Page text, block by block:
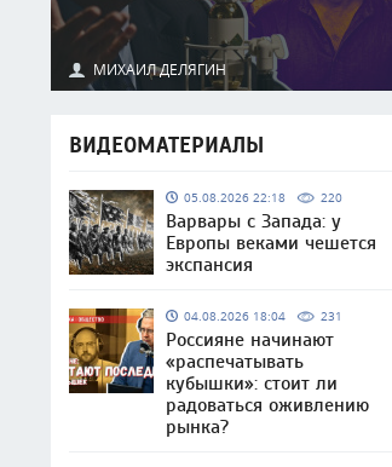
МИХАИЛ ДЕЛЯГИН
ВИДЕОМАТЕРИАЛЫ
05.08.2026 22:18 220
Варвары с Запада: у
Европы веками чешется
экспансия
04.08.2026 18:04 231
Россияне начинают
«распечатывать
кубышки»: стоит ли
радоваться оживлению
рынка?